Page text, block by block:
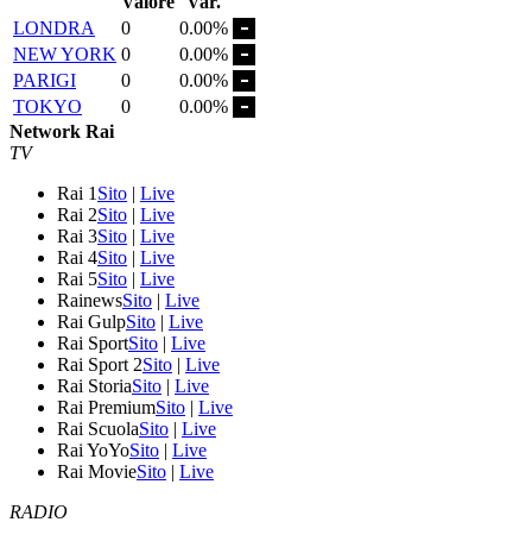
LONDRA
0
0.00%
NEW YORK 0
0.00%
PARIGI
0
0.00%
TOKYO
0
0.00%
Network Rai
TV
Rai 1 Sito | Live
Rai 2Sito | Live
Rai 3Sito | Live
Rai 4Sito | Live
Rai 5Sito | Live
RainewsSito | Live
Rai GulpSito | Live
Rai SportSito | Live
Rai Sport 2Sito | Live
Rai StoriaSito | Live
Rai PremiumSito | Live
Rai ScuolaSito | Live
Rai YoYoSito | Live
Rai MovieSito | Live
RADIO